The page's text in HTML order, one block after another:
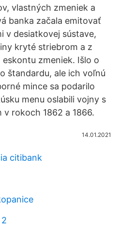
vlastných zmeniek a
banka začala emitovať
v desiatkovej sústave,
kryté striebrom a z
zmeniek. Išlo o
štandardu, ale ich voľnú
mince sa podarilo
menu oslabili vojny s
v rokoch 1862 a 1866.
14.01.2021
citibank